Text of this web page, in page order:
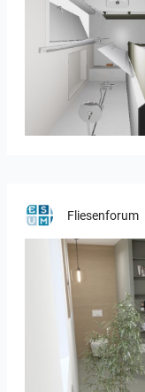
JEGOUX-PASSER 2
Fliesenforum